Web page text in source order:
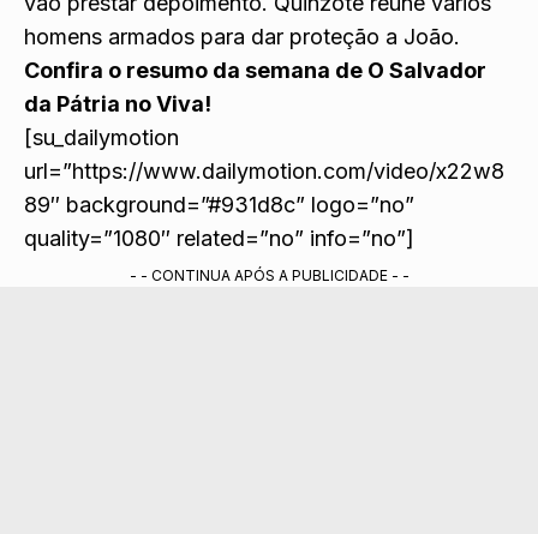
homens armados para dar proteção a João.
Confira o resumo da semana de O Salvador
da Pátria no Viva!
[su_dailymotion
url=”https://www.dailymotion.com/video/x22w8
89″ background=”#931d8c” logo=”no”
quality=”1080″ related=”no” info=”no”]
- - CONTINUA APÓS A PUBLICIDADE - -